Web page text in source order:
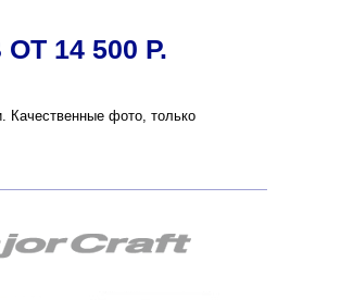
14 500 Р.
Качественные фото, только